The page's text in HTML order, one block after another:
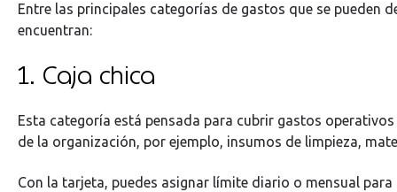
Entre las principales categorías de gastos que se pueden
encuentran:
1. Caja chica
Esta categoría está pensada para cubrir gastos
de la organización, por ejemplo, insumos de limpieza,
Con la tarjeta, puedes asignar límite diario o mensual